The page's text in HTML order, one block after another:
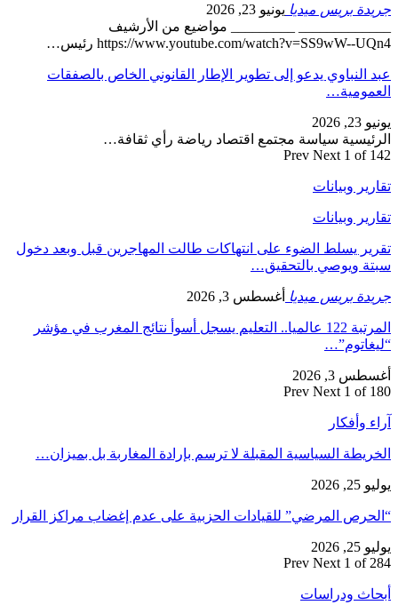
جريدة بريس ميديا يونيو 23, 2026
_____________ _________ مواضيع من الأرشيف
https://www.youtube.com/watch?v=SS9wW--UQn4 رئيس…
عبد النباوي يدعو إلى تطوير الإطار القانوني الخاص بالصفقات
العمومية…
يونيو 23, 2026
الرئيسية سياسة مجتمع اقتصاد رياضة رأي ثقافة…
Prev Next 1 of 142
تقارير وبيانات
تقارير وبيانات
تقرير يسلط الضوء على انتهاكات طالت المهاجرين قبل وبعد دخول
سبتة ويوصي بالتحقيق…
جريدة بريس ميديا أغسطس 3, 2026
المرتبة 122 عالميا.. التعليم يسجل أسوأ نتائج المغرب في مؤشر
“ليغاتوم”…
أغسطس 3, 2026
Prev Next 1 of 180
آراء وأفكار
الخريطة السياسية المقبلة لا ترسم بإرادة المغاربة بل بميزان…
يوليو 25, 2026
“الحرص المرضي” للقيادات الحزبية على عدم إغضاب مراكز القرار
يوليو 25, 2026
Prev Next 1 of 284
أبحاث ودراسات